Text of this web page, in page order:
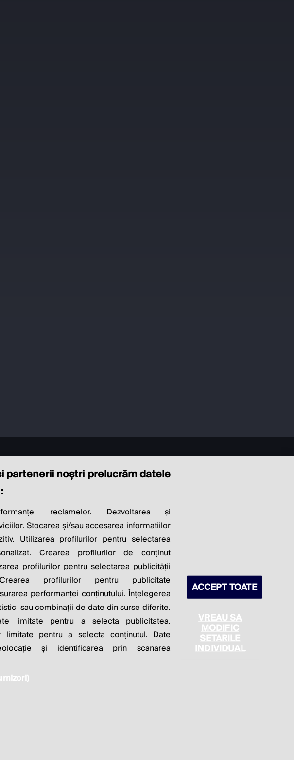
OF
ITS PROFITS.
Despre
Politica de cookie Politica de confidențialitate
partenerii noștri prelucrăm datele
reclamelor. Dezvoltarea și
Stocarea și/sau accesarea informațiilor
Utilizarea profilurilor pentru selectarea
Crearea profilurilor de conținut
profilurilor pentru selectarea publicității
profilurilor pentru publicitate
performanței conținutului. Înțelegerea
sau combinații de date din surse diferite.
limitate pentru a selecta publicitatea.
limitate pentru a selecta conținutul. Date
și identificarea prin scanarea
ACCEPT TOATE
VREAU SA
MODIFIC
SETARILE
INDIVIDUAL